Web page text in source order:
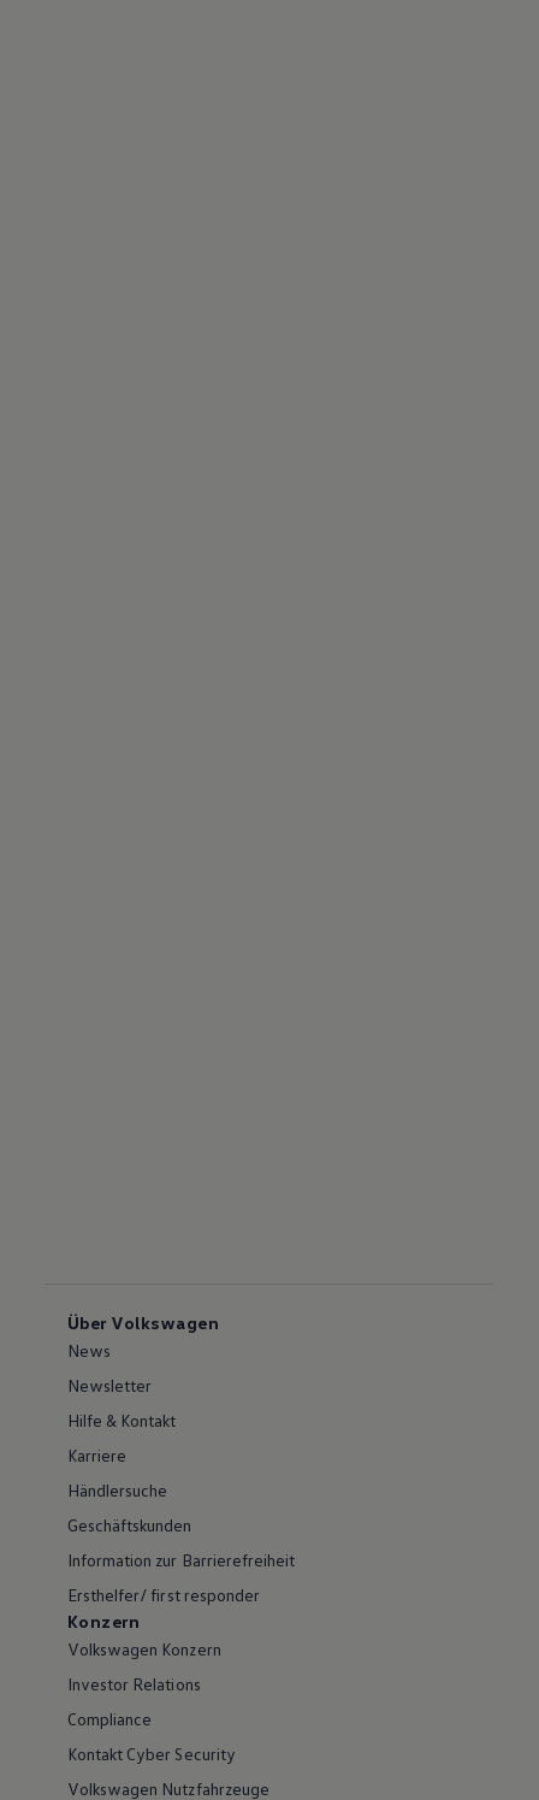
Über Volkswagen
News
Newsletter
Hilfe & Kontakt
Karriere
Händlersuche
Geschäftskunden
Information zur Barrierefreiheit
Ersthelfer/ first responder
Konzern
Volkswagen Konzern
Investor Relations
Compliance
Kontakt Cyber Security
Volkswagen Nutzfahrzeuge